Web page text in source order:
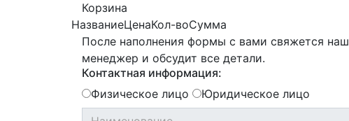
Корзина
НазваниеЦенаКол-воСумма
После наполнения формы с вами свяжется наш
менеджер и обсудит все детали.
Контактная информация:
Физическое лицо
Юридическое лицо